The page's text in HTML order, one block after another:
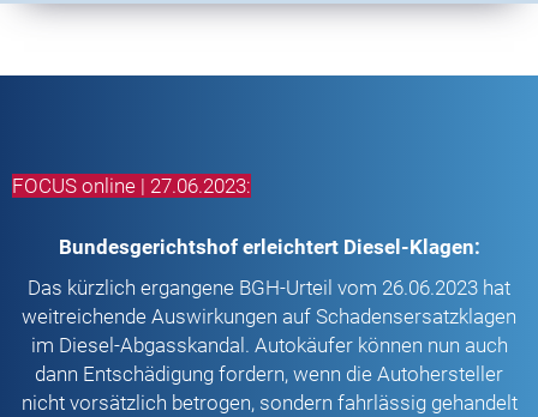
FOCUS online | 27.06.2023:
Bundesgerichtshof erleichtert Diesel-Klagen:
Das kürzlich ergangene BGH-Urteil vom 26.06.2023 hat
weitreichende Auswirkungen auf Schadensersatzklagen
im Diesel-Abgasskandal. Autokäufer können nun auch
dann Entschädigung fordern, wenn die Autohersteller
nicht vorsätzlich betrogen, sondern fahrlässig gehandelt